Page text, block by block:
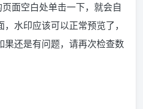
面空白处单击一下，就会自
水印应该可以正常预览了，
果还是有问题，请再次检查数